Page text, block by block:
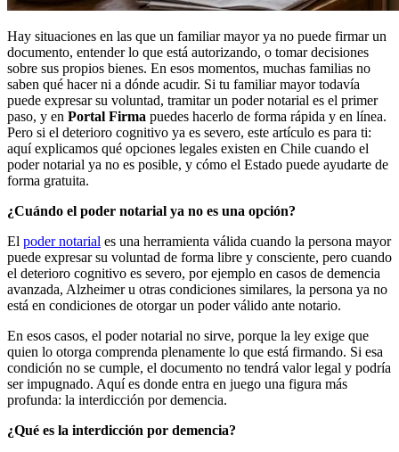
Hay situaciones en las que un familiar mayor ya no puede firmar un
documento, entender lo que está autorizando, o tomar decisiones
sobre sus propios bienes. En esos momentos, muchas familias no
saben qué hacer ni a dónde acudir. Si tu familiar mayor todavía
puede expresar su voluntad, tramitar un poder notarial es el primer
paso, y en Portal Firma puedes hacerlo de forma rápida y en línea.
Pero si el deterioro cognitivo ya es severo, este artículo es para ti:
aquí explicamos qué opciones legales existen en Chile cuando el
poder notarial ya no es posible, y cómo el Estado puede ayudarte de
forma gratuita.
¿Cuándo el poder notarial ya no es una opción?
El poder notarial es una herramienta válida cuando la persona mayor
puede expresar su voluntad de forma libre y consciente, pero cuando
el deterioro cognitivo es severo, por ejemplo en casos de demencia
avanzada, Alzheimer u otras condiciones similares, la persona ya no
está en condiciones de otorgar un poder válido ante notario.
En esos casos, el poder notarial no sirve, porque la ley exige que
quien lo otorga comprenda plenamente lo que está firmando. Si esa
condición no se cumple, el documento no tendrá valor legal y podría
ser impugnado. Aquí es donde entra en juego una figura más
profunda: la interdicción por demencia.
¿Qué es la interdicción por demencia?